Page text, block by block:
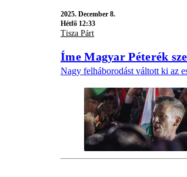
2025. December 8.
Hétfő 12:33
Tisza Párt
Íme Magyar Péterék
Nagy felháborodást váltott ki az